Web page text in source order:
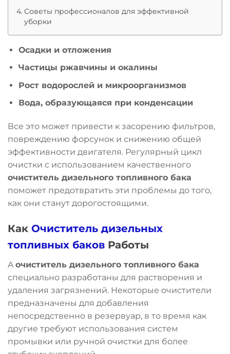
Советы профессионалов для эффективной
уборки
Осадки и отложения
Частицы ржавчины и окалины
Рост водорослей и микроорганизмов
Вода, образующаяся при конденсации
Все это может привести к засорению фильтров,
повреждению форсунок и снижению общей
эффективности двигателя. Регулярный цикл
очистки с использованием качественного
очиститель дизельного топливного бака
поможет предотвратить эти проблемы до того,
как они станут дорогостоящими.
Как Очиститель дизельных
топливных баков Работы
Aочиститель дизельного топливного бака
специально разработаны для растворения и
удаления загрязнений. Некоторые очистители
предназначены для добавления
непосредственно в резервуар, в то время как
другие требуют использования систем
промывки или ручной очистки для более